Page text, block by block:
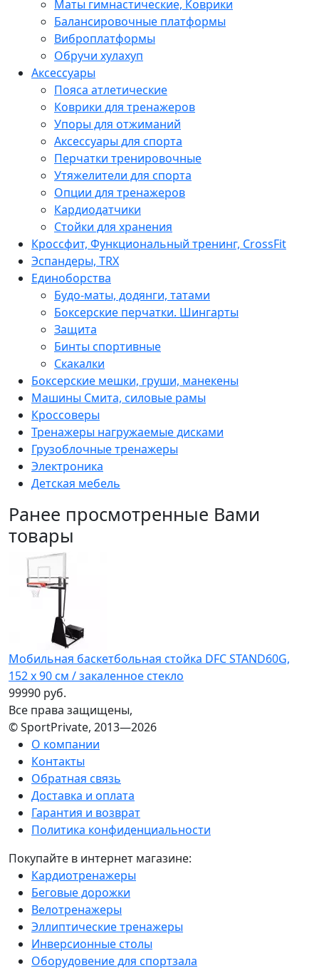
Маты гимнастические, Коврики
Балансировочные платформы
Виброплатформы
Обручи хулахуп
Аксессуары
Пояса атлетические
Коврики для тренажеров
Упоры для отжиманий
Аксессуары для спорта
Перчатки тренировочные
Утяжелители для спорта
Опции для тренажеров
Кардиодатчики
Стойки для хранения
Кроссфит, Функциональный тренинг, CrossFit
Эспандеры, TRX
Единоборства
Будо-маты, додянги, татами
Боксерские перчатки. Шингарты
Защита
Бинты спортивные
Скакалки
Боксерские мешки, груши, манекены
Машины Смита, силовые рамы
Кроссоверы
Тренажеры нагружаемые дисками
Грузоблочные тренажеры
Электроника
Детская мебель
Ранее просмотренные Вами
товары
Мобильная баскетбольная стойка DFC STAND60G,
152 х 90 см / закаленное стекло
99990 руб.
Все права защищены,
© SportPrivate, 2013—2026
О компании
Контакты
Обратная связь
Доставка и оплата
Гарантия и возврат
Политика конфиденциальности
Покупайте в интернет магазине:
Кардиотренажеры
Беговые дорожки
Велотренажеры
Эллиптические тренажеры
Инверсионные столы
Оборудовение для спортзала